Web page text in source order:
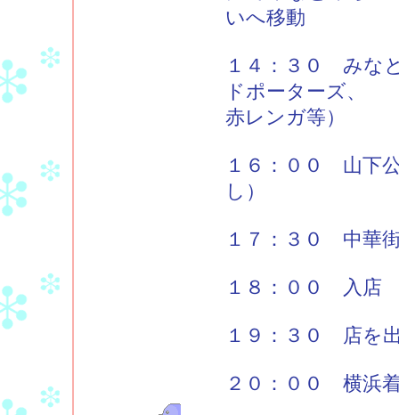
いへ移動
１４：３０ みな
ドポーターズ、
赤レンガ等）
１６：００ 山下
し）
１７：３０ 中華
１８：００ 入店
１９：３０ 店を
２０：００ 横浜